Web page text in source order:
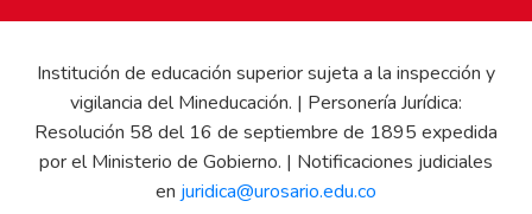
Institución de educación superior sujeta a la inspección y
vigilancia del Mineducación. | Personería Jurídica:
Resolución 58 del 16 de septiembre de 1895 expedida
por el Ministerio de Gobierno. | Notificaciones judiciales
en juridica@urosario.edu.co